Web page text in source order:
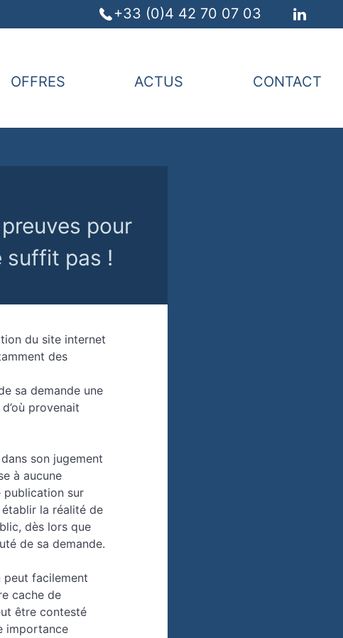
+33 (0)4 42 70 07 03
OFFRES ACTUS CONTACT
pour
suffit pas !
du site internet
des
sa demande une
provenait
son jugement
à aucune
publication sur
établir la réalité de
dès lors que
de sa demande.
peut facilement
cache de
être contesté
importance